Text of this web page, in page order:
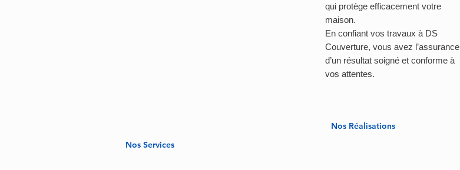
Nos Services
qui protège efficacement votre
maison.
En confiant vos travaux à DS
Couverture, vous avez l’assurance
d’un résultat soigné et conforme à
vos attentes.
Nos Réalisations